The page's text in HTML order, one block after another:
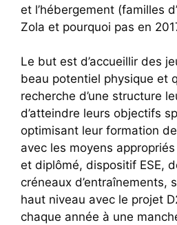
et l’hébergement (familles
Zola et pourquoi pas en
Le but est d’accueillir des
beau potentiel physique et
recherche d’une structure
d’atteindre leurs objectifs
optimisant leur formation
avec les moyens
et diplômé, dispositif ESE,
créneaux d’entraînements,
haut niveau avec le projet
chaque année à une